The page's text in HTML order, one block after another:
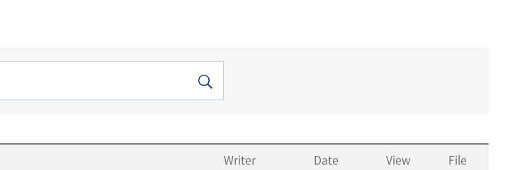
Writer Date View File